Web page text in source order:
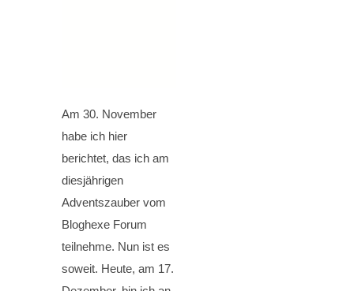
Am 30. November
habe ich hier
berichtet, das ich am
diesjährigen
Adventszauber vom
Bloghexe Forum
teilnehme. Nun ist es
soweit. Heute, am 17.